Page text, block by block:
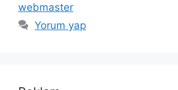
webmaster
Yorum yap